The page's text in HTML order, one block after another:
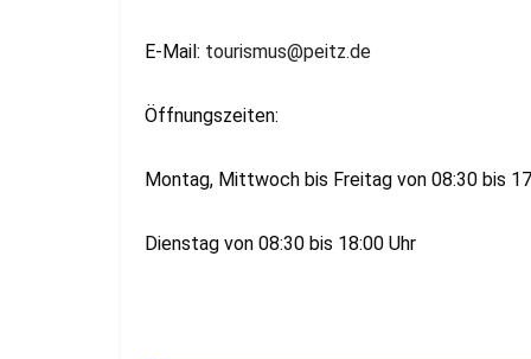
E-Mail: tourismus@peitz.de
Öffnungszeiten:
Montag, Mittwoch bis Freitag von 08:30 bis
Dienstag von 08:30 bis 18:00 Uhr